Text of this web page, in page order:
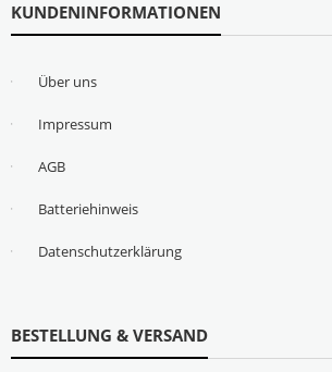
KUNDENINFORMATIONEN
Über uns
Impressum
AGB
Batteriehinweis
Datenschutzerklärung
BESTELLUNG & VERSAND